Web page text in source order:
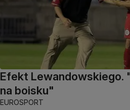
Efekt Lewandowskiego.
na boisku"
EUROSPORT